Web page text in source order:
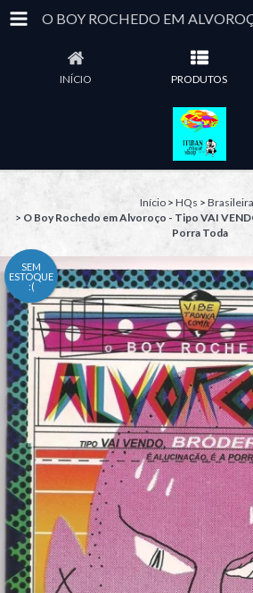
INÍCIO PRODUTOS
Início > HQs >
> O Boy Rochedo em Alvoroço - Tipo VAI
Porra Toda
SEM
ESTOQUE
:(